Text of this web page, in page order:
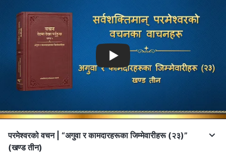
परमेश्‍वरको वचन | “अगुवा र कामदारहरूका जिम्‍मेवारीहरू (२३)”
(खण्ड तीन)